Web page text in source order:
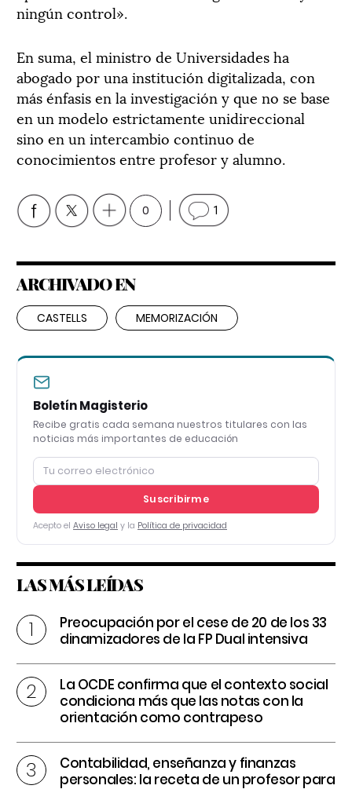
ningún control».
En suma, el ministro de Universidades ha
abogado por una institución digitalizada, con
más énfasis en la investigación y que no se base
en un modelo estrictamente unidireccional
sino en un intercambio continuo de
conocimientos entre profesor y alumno.
0 1
ARCHIVADO EN
CASTELLS MEMORIZACIÓN
Boletín Magisterio
Recibe gratis cada semana nuestros titulares con las
noticias más importantes de educación
Suscribirme
Acepto el Aviso legal y la Política de privacidad
LAS MÁS LEÍDAS
Preocupación por el cese de 20 de los 33
dinamizadores de la FP Dual intensiva
La OCDE confirma que el contexto social
condiciona más que las notas con la
orientación como contrapeso
Contabilidad, enseñanza y finanzas
personales: la receta de un profesor para